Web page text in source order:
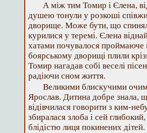
А між тим Томир і Єлена,
душею тонули у розкоші
дворище. Може бути, що
курилися у теремі. Єлена
хатами почувалося проймаюче
боярському дворищі плили
Томир нагадав собі веселі
радіючи сном життя.
Великими блискучими
Ярослав. Дитина добре знала,
відівчилася говорити з ким-
збиралася злоба і сей
блідістю лиця покинених дітей.